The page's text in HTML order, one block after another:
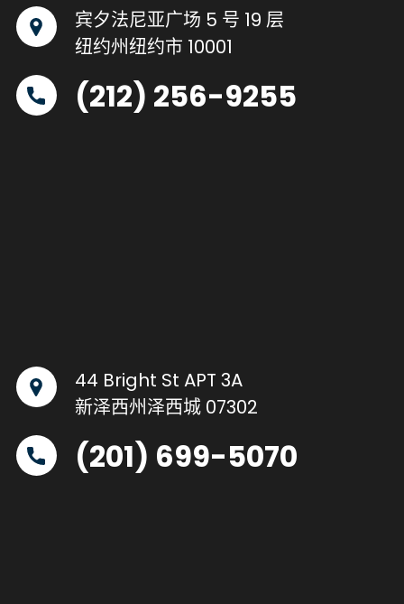
宾夕法尼亚广场 5 号 19 层
纽约州纽约市 10001
(212) 256-9255
44 Bright St APT 3A
新泽西州泽西城 07302
(201) 699-5070